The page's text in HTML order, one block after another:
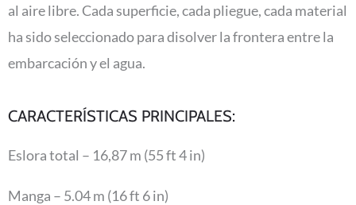
al aire libre. Cada superficie, cada pliegue, cada material
ha sido seleccionado para disolver la frontera entre la
embarcación y el agua.
CARACTERÍSTICAS PRINCIPALES:
Eslora total – 16,87 m (55 ft 4 in)
Manga – 5.04 m (16 ft 6 in)